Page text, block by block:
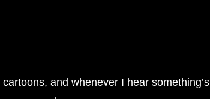
and whenever I hear something’s